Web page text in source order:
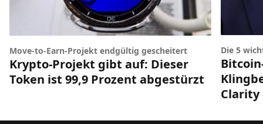
Move-to-Earn-Projekt endgültig gescheitert
Krypto-Projekt gibt auf: Dieser
Token ist 99,9 Prozent abgestürzt
Die 5
Clarity